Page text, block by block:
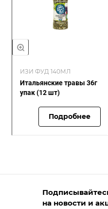
ИЗИ ФУД 140МЛ
Итальянские травы 36г
упак (12 шт)
Подробнее
на новости и